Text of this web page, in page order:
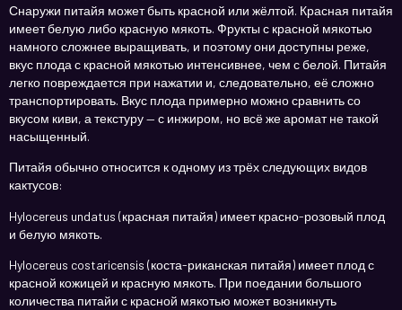
Снаружи питайя может быть красной или жёлтой. Красная питайя
имеет белую либо красную мякоть. Фрукты с красной мякотью
намного сложнее выращивать, и поэтому они доступны реже,
вкус плода с красной мякотью интенсивнее, чем с белой. Питайя
легко повреждается при нажатии и, следовательно, её сложно
транспортировать. Вкус плода примерно можно сравнить со
вкусом киви, а текстуру — с инжиром, но всё же аромат не такой
насыщенный.
Питайя обычно относится к одному из трёх следующих видов
кактусов:
Hylocereus undatus (красная питайя) имеет красно-розовый плод
и белую мякоть.
Hylocereus costaricensis (коста-риканская питайя) имеет плод с
красной кожицей и красную мякоть. При поедании большого
количества питайи с красной мякотью может возникнуть